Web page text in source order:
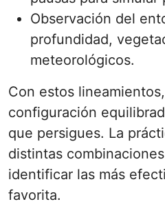
Observación del
profundidad,
meteorológicos.
Con estos
configuración
que persigues. La
distintas
identificar las más
favorita.